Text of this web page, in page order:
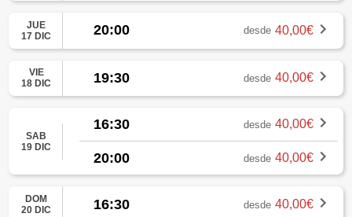
JUE
17 DIC
20:00 desde 40,00€
VIE
18 DIC
19:30 desde 40,00€
SAB
19 DIC
16:30 desde 40,00€
20:00 desde 40,00€
DOM
20 DIC
16:30 desde 40,00€